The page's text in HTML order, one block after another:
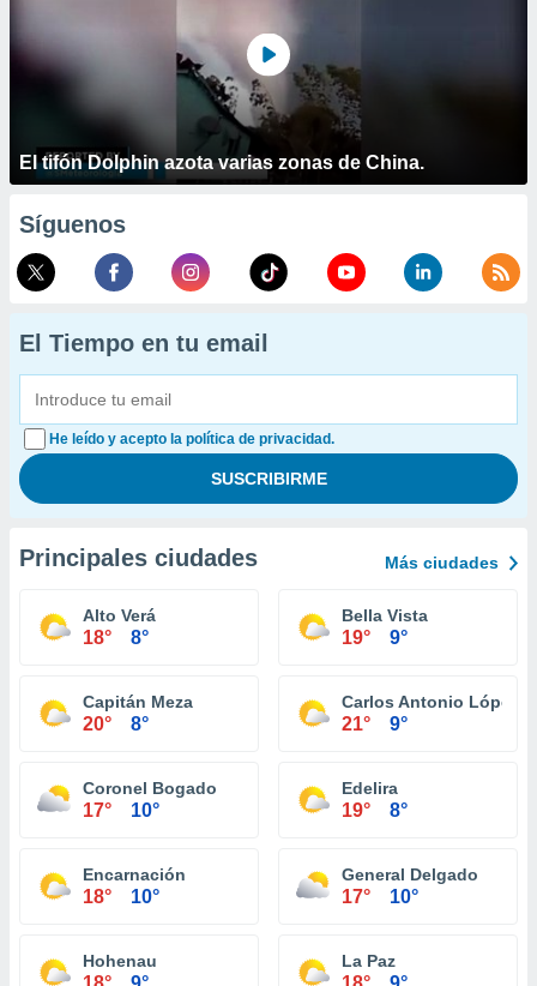
El tifón Dolphin azota varias zonas de China.
Síguenos
El Tiempo en tu email
He leído y acepto la política de privacidad.
Principales ciudades Más ciudades
Alto Verá
18° 8°
Bella Vista
19° 9°
Capitán Meza
20° 8°
Carlos Antonio López
21° 9°
Coronel Bogado
17° 10°
Edelira
19° 8°
Encarnación
18° 10°
General Delgado
17° 10°
Hohenau La Paz